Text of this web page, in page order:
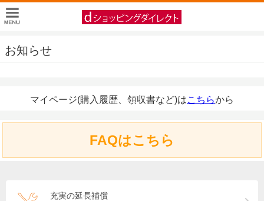
お知らせ
マイページ(購入履歴、領収書など)はこちらから
FAQはこちら
充実の延長補償